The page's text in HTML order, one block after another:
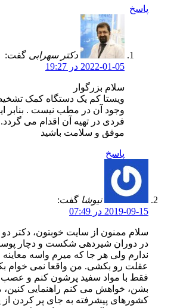
پاسخ
دکتر سهرابی گفت:
2022-01-05 در 19:27
سلام بزرگوار
ویستا کم یک دستگاه کمک
وجود آن در مطب نیست . بنابر
فردی در تهیه آن اقدام می گردد.
موفق و سلامت باشید
پاسخ
نیوشا گفت:
2019-09-15 در 07:49
سلام ممنون از سایت خوبتون، دکتر
در دوران شیردهی شکست و دچار
ندارم ولی هر جا که میرم واسه معاینه
عقلت رو بکشی. من واقعا نمی خوام
فقط با مواد سفید پرشون کنم و
بشن، خواهش می کنم راهنمایی کنین،
کشورهای پیشرفته به جای پر کردن